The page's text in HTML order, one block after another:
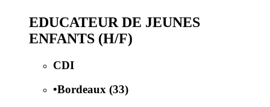
EDUCATEUR DE JEUNES
ENFANTS (H/F)
CDI
•Bordeaux (33)